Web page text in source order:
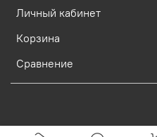
Личный кабинет
Корзина
Сравнение
Verification: d773dcf9c7c1c3e0